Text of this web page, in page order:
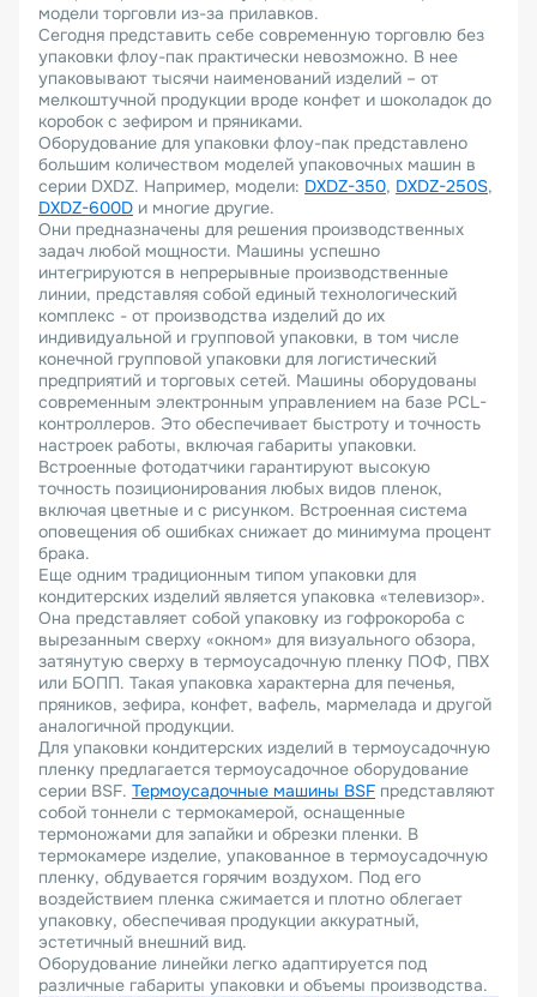
модели торговли из-за прилавков.
Сегодня представить себе современную торговлю без
упаковки флоу-пак практически невозможно. В нее
упаковывают тысячи наименований изделий – от
мелкоштучной продукции вроде конфет и шоколадок до
коробок с зефиром и пряниками.
Оборудование для упаковки флоу-пак представлено
большим количеством моделей упаковочных машин в
серии DXDZ. Например, модели: DXDZ-350, DXDZ-250S,
DXDZ-600D и многие другие.
Они предназначены для решения производственных
задач любой мощности. Машины успешно
интегрируются в непрерывные производственные
линии, представляя собой единый технологический
комплекс - от производства изделий до их
индивидуальной и групповой упаковки, в том числе
конечной групповой упаковки для логистический
предприятий и торговых сетей. Машины оборудованы
современным электронным управлением на базе PCL-
контроллеров. Это обеспечивает быстроту и точность
настроек работы, включая габариты упаковки.
Встроенные фотодатчики гарантируют высокую
точность позиционирования любых видов пленок,
включая цветные и с рисунком. Встроенная система
оповещения об ошибках снижает до минимума процент
брака.
Еще одним традиционным типом упаковки для
кондитерских изделий является упаковка «телевизор».
Она представляет собой упаковку из гофрокороба с
вырезанным сверху «окном» для визуального обзора,
затянутую сверху в термоусадочную пленку ПОФ, ПВХ
или БОПП. Такая упаковка характерна для печенья,
пряников, зефира, конфет, вафель, мармелада и другой
аналогичной продукции.
Для упаковки кондитерских изделий в термоусадочную
пленку предлагается термоусадочное оборудование
серии BSF. Термоусадочные машины BSF представляют
собой тоннели с термокамерой, оснащенные
термоножами для запайки и обрезки пленки. В
термокамере изделие, упакованное в термоусадочную
пленку, обдувается горячим воздухом. Под его
воздействием пленка сжимается и плотно облегает
упаковку, обеспечивая продукции аккуратный,
эстетичный внешний вид.
Оборудование линейки легко адаптируется под
различные габариты упаковки и объемы производства.